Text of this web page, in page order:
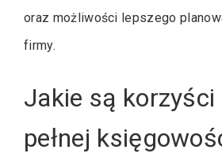
oraz możliwości lepszego
firmy.
Jakie są korzyści
pełnej